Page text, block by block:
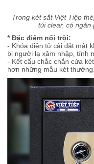
Trong két sắt Việt Tiệp
túi clear, có ngăn
* Đặc điểm nổi trội:
- Khóa điện tử cài đặt mật
bị người lạ xâm nhập, tính
- Kết cấu chắc chắn cửa
hơn những mẫu két thường.